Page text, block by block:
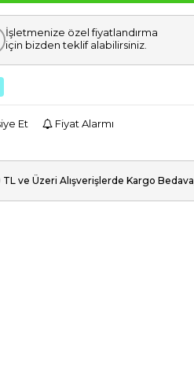
İşletmenize özel fiyatlandırma
için bizden teklif alabilirsiniz.
Et Fiyat Alarmı
TL ve Üzeri Alışverişlerde Kargo Bedava